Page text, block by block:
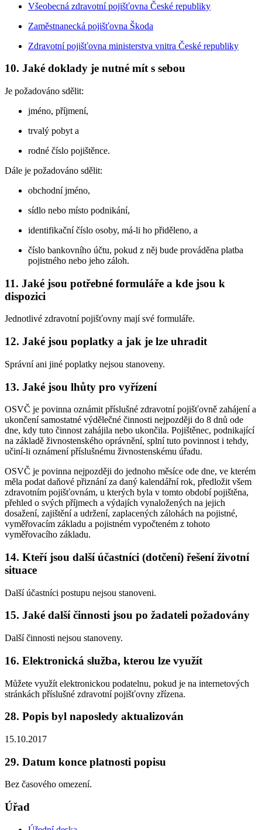
Všeobecná zdravotní pojišťovna České republiky
Zaměstnanecká pojišťovna Škoda
Zdravotní pojišťovna ministerstva vnitra České republiky
10. Jaké doklady je nutné mít s sebou
Je požadováno sdělit:
jméno, příjmení,
trvalý pobyt a
rodné číslo pojištěnce.
Dále je požadováno sdělit:
obchodní jméno,
sídlo nebo místo podnikání,
identifikační číslo osoby, má-li ho přiděleno, a
číslo bankovního účtu, pokud z něj bude prováděna platba
pojistného nebo jeho záloh.
11. Jaké jsou potřebné formuláře a kde jsou k
dispozici
Jednotlivé zdravotní pojišťovny mají své formuláře.
12. Jaké jsou poplatky a jak je lze uhradit
Správní ani jiné poplatky nejsou stanoveny.
13. Jaké jsou lhůty pro vyřízení
OSVČ je povinna oznámit příslušné zdravotní pojišťovně zahájení a
ukončení samostatné výdělečné činnosti nejpozději do 8 dnů ode
dne, kdy tuto činnost zahájila nebo ukončila. Pojištěnec, podnikající
na základě živnostenského oprávnění, splní tuto povinnost i tehdy,
učiní-li oznámení příslušnému živnostenskému úřadu.
OSVČ je povinna nejpozději do jednoho měsíce ode dne, ve kterém
měla podat daňové přiznání za daný kalendářní rok, předložit všem
zdravotním pojišťovnám, u kterých byla v tomto období pojištěna,
přehled o svých příjmech a výdajích vynaložených na jejich
dosažení, zajištění a udržení, zaplacených zálohách na pojistné,
vyměřovacím základu a pojistném vypočteném z tohoto
vyměřovacího základu.
14. Kteří jsou další účastníci (dotčení) řešení životní
situace
Další účastníci postupu nejsou stanoveni.
15. Jaké další činnosti jsou po žadateli požadovány
Další činnosti nejsou stanoveny.
16. Elektronická služba, kterou lze využít
Můžete využít elektronickou podatelnu, pokud je na internetových
stránkách příslušné zdravotní pojišťovny zřízena.
28. Popis byl naposledy aktualizován
15.10.2017
29. Datum konce platnosti popisu
Bez časového omezení.
Úřad